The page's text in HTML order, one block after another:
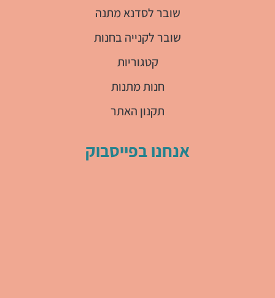
שובר לסדנא מתנה
שובר לקנייה בחנות
קטגוריות
חנות מתנות
תקנון האתר
אנחנו בפייסבוק